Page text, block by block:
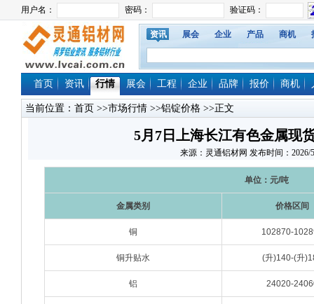
资讯 展会 企业 产品 商机
首页 资讯 行情 展会 工程 企业 品牌 报价 商机
当前位置： 首页 >>市场行情 >>铝锭价格 >>正文
5月7日上海长江有色金属现
来源：灵通铝材网 发布时间：2026/
单位：元/吨
金属类别 价格区间
铜 102870-
铜升贴水 (升)140-(升
铝 24020-